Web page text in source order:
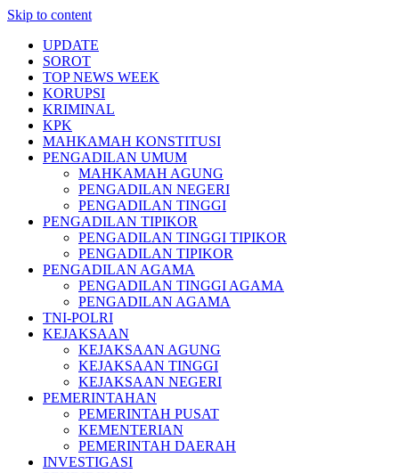
Skip to content
UPDATE
SOROT
TOP NEWS WEEK
KORUPSI
KRIMINAL
KPK
MAHKAMAH KONSTITUSI
PENGADILAN UMUM
MAHKAMAH AGUNG
PENGADILAN NEGERI
PENGADILAN TINGGI
PENGADILAN TIPIKOR
PENGADILAN TINGGI TIPIKOR
PENGADILAN TIPIKOR
PENGADILAN AGAMA
PENGADILAN TINGGI AGAMA
PENGADILAN AGAMA
TNI-POLRI
KEJAKSAAN
KEJAKSAAN AGUNG
KEJAKSAAN TINGGI
KEJAKSAAN NEGERI
PEMERINTAHAN
PEMERINTAH PUSAT
KEMENTERIAN
PEMERINTAH DAERAH
INVESTIGASI